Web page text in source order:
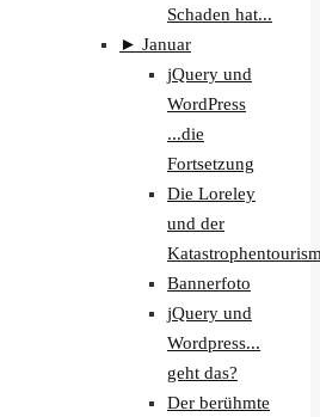
Schaden hat...
► Januar
jQuery und
WordPress
...die
Fortsetzung
Die Loreley
und der
Bannerfoto
jQuery und
Wordpress...
geht das?
Der berühmte